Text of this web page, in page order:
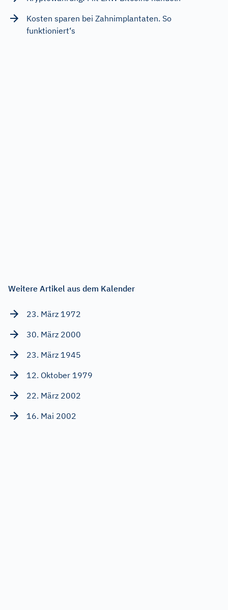
Kosten sparen bei Zahnimplantaten. So
funktioniert‘s
Weitere Artikel aus dem Kalender
23. März 1972
30. März 2000
23. März 1945
12. Oktober 1979
22. März 2002
16. Mai 2002